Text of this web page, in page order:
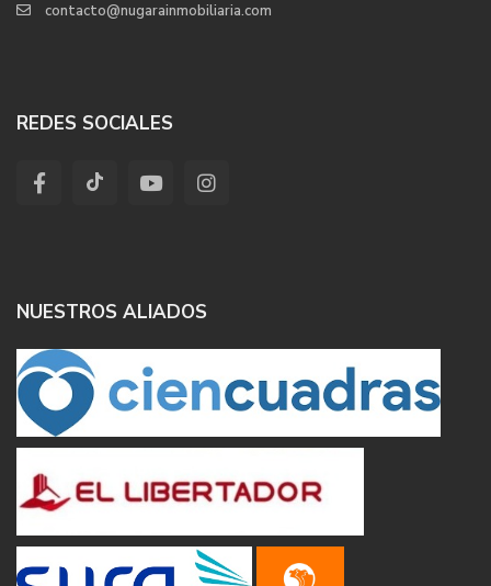
contacto@nugarainmobiliaria.com
REDES SOCIALES
NUESTROS ALIADOS